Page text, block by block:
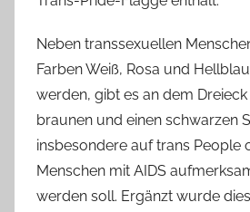
Neben transsexuellen
Farben Weiß, Rosa und
werden, gibt es an dem
braunen und einen schwarzen
insbesondere auf trans People
Menschen mit AIDS
werden soll. Ergänzt wurde